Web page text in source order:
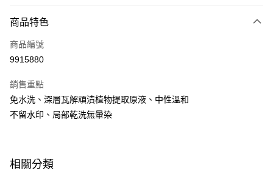
POYA支付
信用卡一次付款
LINE Pay
Apple Pay
悠遊付
商品特色
商品編號
9915880
銷售重點
免水洗、深層瓦解頑漬植物提取原液、中性溫和
不留水印、局部乾洗無暈染
相關分類